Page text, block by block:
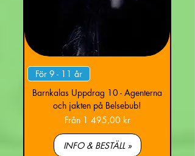
För 9 - 11 år
Barnkalas Uppdrag 10 - Agenterna
och jakten på Belsebub!
Från 1 495,00 kr
Reapris
INFO & BESTÄLL »